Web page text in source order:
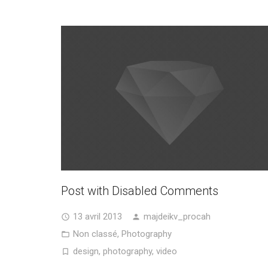
Post with Disabled Comments
13 avril 2013
majdeikv_procah
Non classé, Photography
design, photography, video